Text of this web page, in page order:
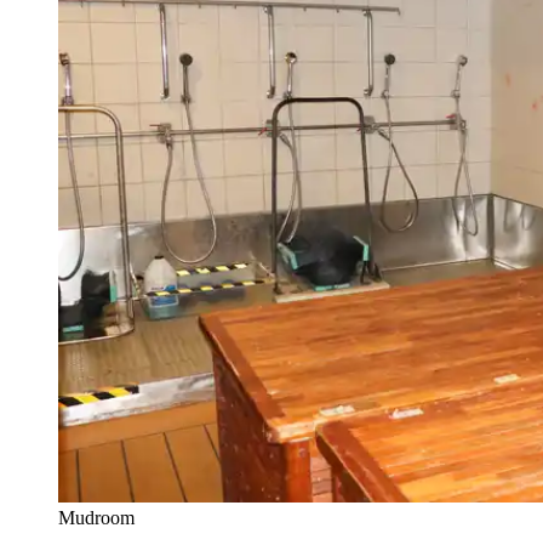
Mudroom